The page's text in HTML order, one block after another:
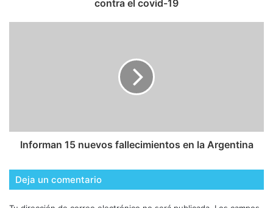
contra el covid-19
Informan 15 nuevos fallecimientos en la Argentina
Deja un comentario